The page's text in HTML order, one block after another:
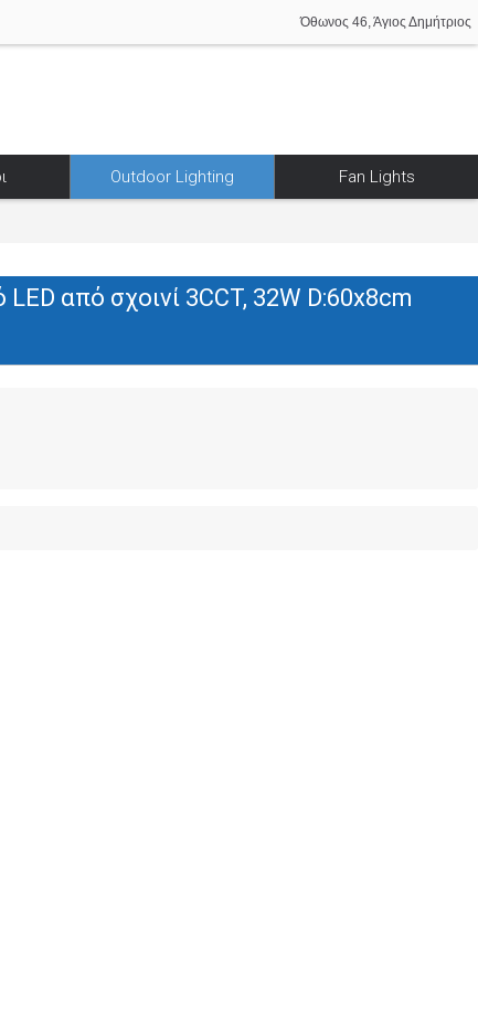
Όθωνος 46, Άγιος Δημήτριος
Outdoor Lighting Fan Lights
από σχοινί 3CCT, 32W D:60x8cm